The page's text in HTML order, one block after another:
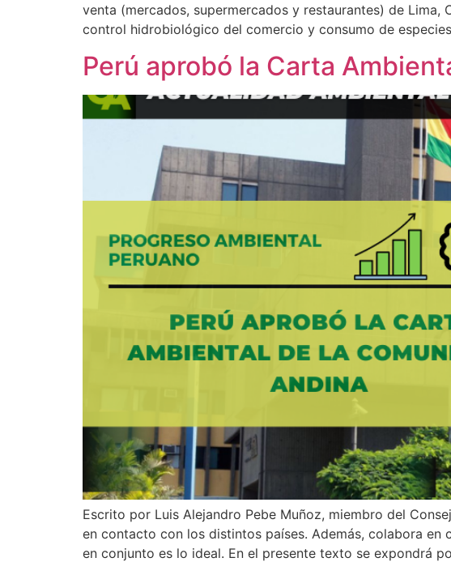
venta (mercados, supermercados y restaurantes) de
control hidrobiológico del comercio y consumo de
Perú aprobó la Carta
Escrito por Luis Alejandro Pebe Muñoz, miembro del
en contacto con los distintos países. Además, colabora
en conjunto es lo ideal. En el presente texto se expondrá